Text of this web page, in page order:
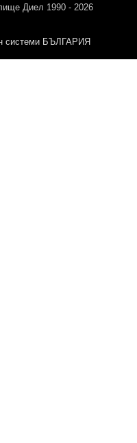
Диел 1990 - 2026
системи БЪЛГАРИЯ